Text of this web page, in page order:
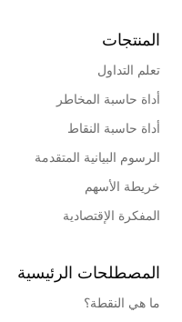
المنتجات
تعلم التداول
أداة حاسبة المخاطر
أداة حاسبة النقاط
الرسوم البيانية المتقدمة
خريطة الأسهم
المفكرة الإقتصادية
المصطلحات الرئيسية
ما هي النقطة؟